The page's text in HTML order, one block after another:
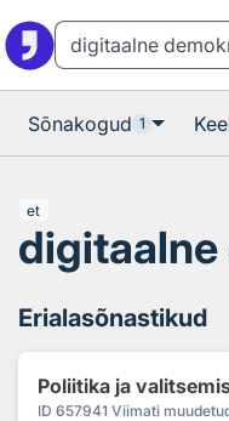
Sõnakogud 1
et
Erialasõnastikud
Poliitika ja
ID 657941 Viimati